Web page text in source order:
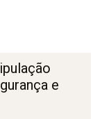
e